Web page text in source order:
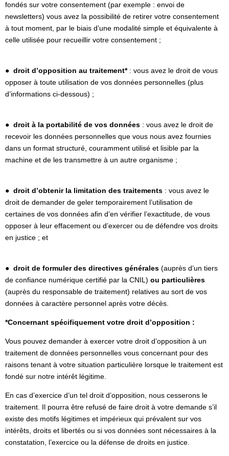
fondés sur votre consentement (par exemple : envoi de
newsletters) vous avez la possibilité de retirer votre consentement
à tout moment, par le biais d’une modalité simple et équivalente à
celle utilisée pour recueillir votre consentement ;
● droit d’opposition au traitement*: vous avez le droit de vous
opposer à toute utilisation de vos données personnelles (plus
d’informations ci-dessous) ;
● droit à la portabilité de vos données : vous avez le droit de
recevoir les données personnelles que vous nous avez fournies
dans un format structuré, couramment utilisé et lisible par la
machine et de les transmettre à un autre organisme ;
● droit d’obtenir la limitation des traitements : vous avez le
droit de demander de geler temporairement l’utilisation de
certaines de vos données afin d’en vérifier l’exactitude, de vous
opposer à leur effacement ou d’exercer ou de défendre vos droits
en justice ; et
● droit de formuler des directives générales (auprès d’un tiers
de confiance numérique certifié par la CNIL) ou particulières
(auprès du responsable de traitement) relatives au sort de vos
données à caractère personnel après votre décès.
*Concernant spécifiquement votre droit d’opposition :
Vous pouvez demander à exercer votre droit d’opposition à un
traitement de données personnelles vous concernant pour des
raisons tenant à votre situation particulière lorsque le traitement est
fondé sur notre intérêt légitime.
En cas d’exercice d’un tel droit d’opposition, nous cesserons le
traitement. Il pourra être refusé de faire droit à votre demande s’il
existe des motifs légitimes et impérieux qui prévalent sur vos
intérêts, droits et libertés ou si vos données sont nécessaires à la
constatation, l’exercice ou la défense de droits en justice.